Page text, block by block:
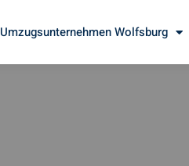
Umzugsunternehmen Wolfsburg